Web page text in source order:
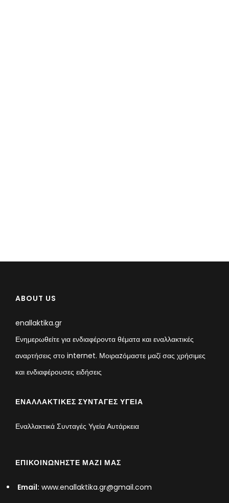
ABOUT US
enallaktika.gr
Ενημερωθείτε για ενδιαφέροντα θέματα και εναλλακτικές
αναρτήσεις στο internet. Μοιραzόμαστε μαζί σας χρήσιμες
και ενδιαφέρουσες ειδήσεις
ΕΝΑΛΛΑΚΤΙΚΈΣ ΣΥΝΤΑΓΈΣ ΥΓΕΊΑ
Εναλλακτικά Συνταγές Υγεία Αυτάρκεια
ΕΠΙΚΟΙΝΩΝΉΣΤΕ ΜΑΖΊ ΜΑΣ
Email: www.enallaktika.gr@gmail.com